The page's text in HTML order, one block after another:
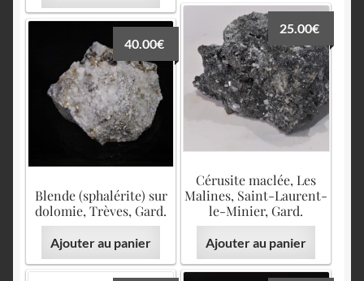
Cérusite maclée, Les
Malines, Saint-Laurent-
le-Minier, Gard.
25.00€
Ajouter au panier
Blende (sphalérite) sur
dolomie, Trèves, Gard.
40.00€
Ajouter au panier